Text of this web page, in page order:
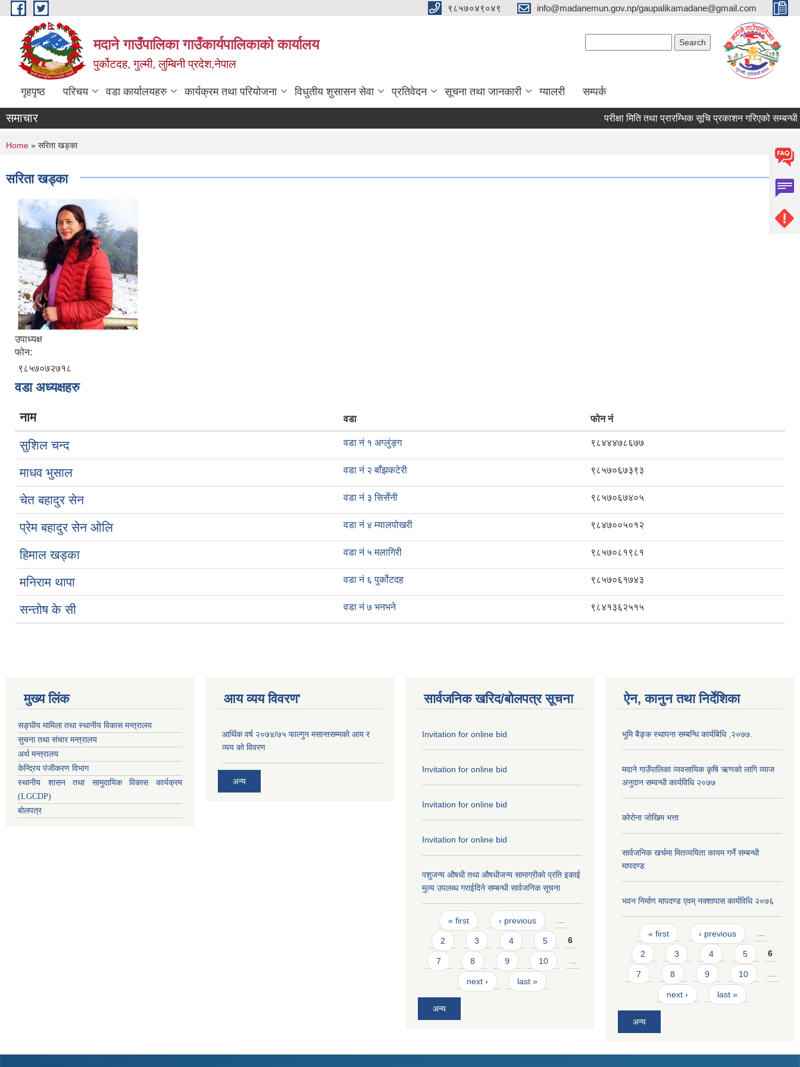
Skip to main content ९८५७०४९०४९ info@madanemun.gov.np/gaupalikamadane@gmail.com
मदाने गाउँपालिका गाउँकार्यपालिकाको कार्यालय
पुर्कोटदह, गुल्मी, लुम्बिनी प्रदेश,नेपाल
गृहपृष्ठ परिचय वडा कार्यालयहरु कार्यक्रम तथा परियोजना विधुतीय शुसासन सेवा प्रतिवेदन सूचना तथा जानकारी ग्यालरी सम्पर्क
समाचार परीक्षा मिति तथा प्रारम्भिक सूचि प्रकाशन गरिएको सम्बन्धी
You are here
Home » सरिता खड्का
सरिता खड्का
उपाध्यक्ष
फोन:
९८५७०७२७१८
वडा अध्यक्षहरु
नाम वडा फोन नं
सुशिल चन्द वडा नं १ अग्लुंङ्ग ९८४४४७८६७७
माधव भुसाल वडा नं २ बाँझकटेरी ९८५७०६७३९३
चेत बहादुर सेन वडा नं ३ सिर्सेनी ९८५७०६७४०५
प्रेम बहादुर सेन ओलि वडा नं ४ म्यालपोखरी ९८४७००५०१२
हिमाल खड्का वडा नं ५ मलागिरी ९८५७०८१९८१
मनिराम थापा वडा नं ६ पुर्कोटदह ९८५७०६१७४३
सन्तोष के सी वडा नं ७ भनभने ९८४१३६२५१५
मुख्य लिंक
सङ्घीय मामिला तथा स्थानीय विकास मन्त्रालय
सुचना तथा संचार मन्त्रालय
अर्थ मन्त्रालय
केन्द्रिय पंजीकरण विभाग
स्थानीय शासन तथा सामुदायिक विकास कार्यक्रम
(LGCDP)
बोलपत्र
आय व्यय विवरण'
आर्थिक वर्ष २०७४/७५ फाल्गुन मसान्तसम्मको आय र
व्यय को विवरण
अन्य
सार्वजनिक खरिद/बोलपत्र सूचना
Invitation for online bid
Invitation for online bid
Invitation for online bid
Invitation for online bid
पशुजन्य औषधी तथा औषधीजन्य सामाग्रीको प्रति इकाई
मुल्य उपलब्ध गराईदिने सम्बन्धी सार्वजनिक सूचना
Pages
« first ‹ previous …
2 3 4 5 6
7 8 9 10 …
next › last »
अन्य
ऐन, कानुन तथा निर्देशिका
भुमि बैङ्क स्थापना सम्बन्धि कार्यबिधि ,२०७७.
मदाने गाउँपालिका व्यवसायिक कृषि ऋणको लागि व्याज
अनुदान सम्वन्धी कार्यविधि २०७७
कोरोना जोखिम भत्ता
सार्वजनिक खर्चमा मितव्ययिता कायम गर्ने सम्बन्धी
मापदण्ड
भवन निर्माण मापदण्ड एवम् नक्शापास कार्यविधि २०७६
Pages
« first ‹ previous …
2 3 4 5 6
7 8 9 10 …
next › last »
अन्य